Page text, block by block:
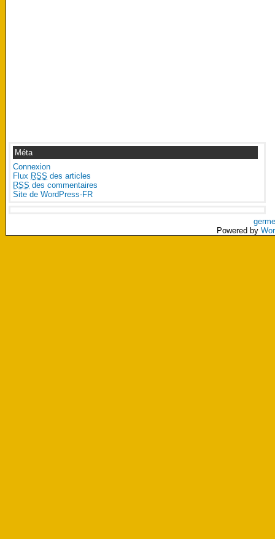
Méta
Connexion
Flux RSS des articles
RSS des commentaires
Site de WordPress-FR
Powered by